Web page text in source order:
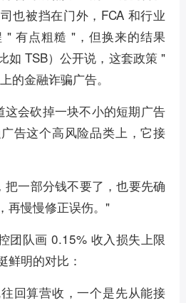
也被挡在门外，FCA 和行业
" 有点粗糙 "，但换来的结果
如 TSB）公开说，这套政策 "
的金融诈骗广告。
会砍掉一块不小的短期广告
告这个高风险品类上，它接
一部分钱不要了，也要先确
再慢慢修正误伤。"
团队画 0.15% 收入损失上限
鲜明的对比：
回算营收，一个是先从能接